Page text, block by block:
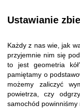
Ustawianie
Każdy z nas wie, jak
przyjemnie nim się
to jest geometria
pamiętamy o
możemy zaliczyć
powietrza, czy
samochód powinniśmy